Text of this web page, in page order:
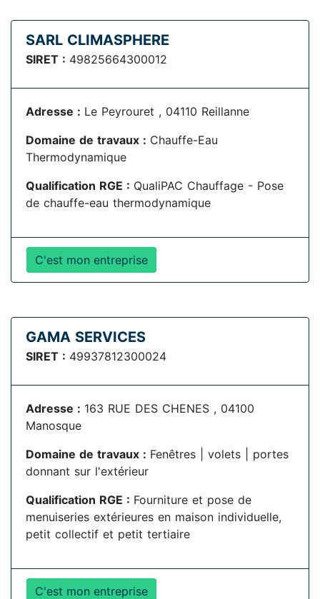
SARL CLIMASPHERE
SIRET : 49825664300012
Adresse : Le Peyrouret , 04110 Reillanne
Domaine de travaux : Chauffe-Eau
Thermodynamique
Qualification RGE : QualiPAC Chauffage - Pose
de chauffe-eau thermodynamique
C'est mon entreprise
GAMA SERVICES
SIRET : 49937812300024
Adresse : 163 RUE DES CHENES , 04100
Manosque
Domaine de travaux : Fenêtres | volets | portes
donnant sur l'extérieur
Qualification RGE : Fourniture et pose de
menuiseries extérieures en maison individuelle,
petit collectif et petit tertiaire
C'est mon entreprise